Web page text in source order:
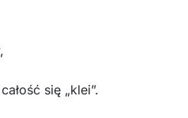
się „klei”.